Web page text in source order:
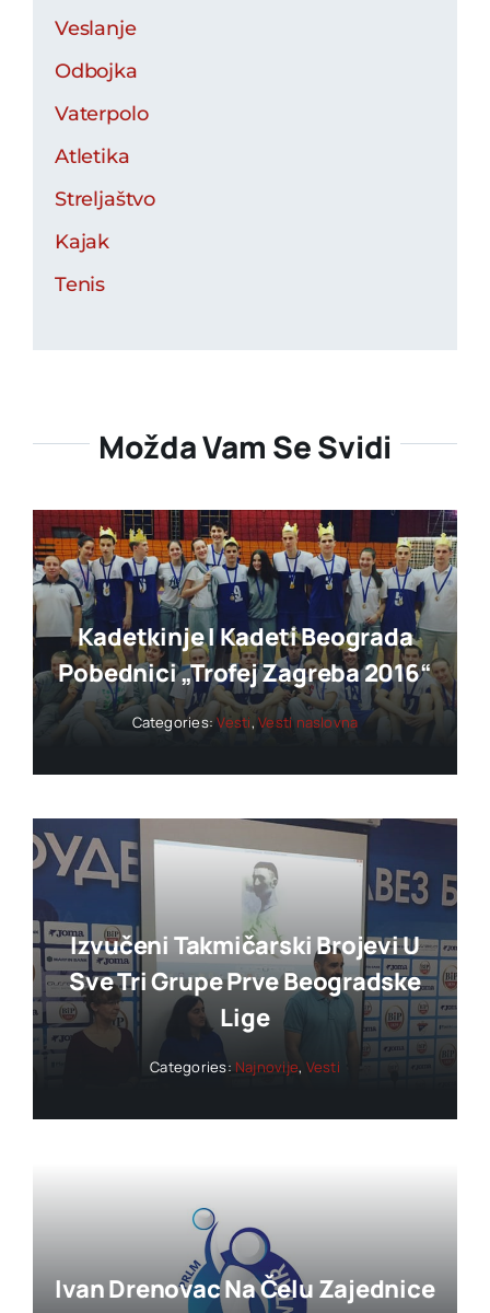
Veslanje
Odbojka
Vaterpolo
Atletika
Streljaštvo
Kajak
Tenis
Možda Vam Se Svidi
Kadetkinje I Kadeti Beograda
Pobednici „trofej Zagreba 2016“
Categories:Vesti,Vesti naslovna
Izvučeni Takmičarski Brojevi U
Sve Tri Grupe Prve Beogradske
Lige
Categories: Najnovije, Vesti
Ivan Drenovac Na Čelu Zajednice